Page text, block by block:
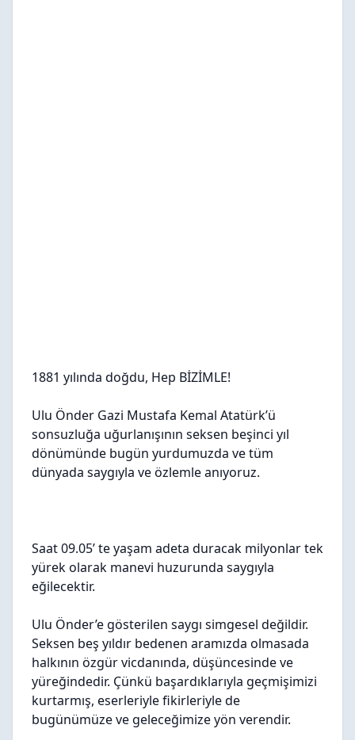
1881 yılında doğdu, Hep BİZİMLE!
Ulu Önder Gazi Mustafa Kemal Atatürk’ü
sonsuzluğa uğurlanışının seksen beşinci yıl
dönümünde bugün yurdumuzda ve tüm
dünyada saygıyla ve özlemle anıyoruz.
Saat 09.05’ te yaşam adeta duracak milyonlar tek
yürek olarak manevi huzurunda saygıyla
eğilecektir.
Ulu Önder’e gösterilen saygı simgesel değildir.
Seksen beş yıldır bedenen aramızda olmasada
halkının özgür vicdanında, düşüncesinde ve
yüreğindedir. Çünkü başardıklarıyla geçmişimizi
kurtarmış, eserleriyle fikirleriyle de
bugünümüze ve geleceğimize yön verendir.